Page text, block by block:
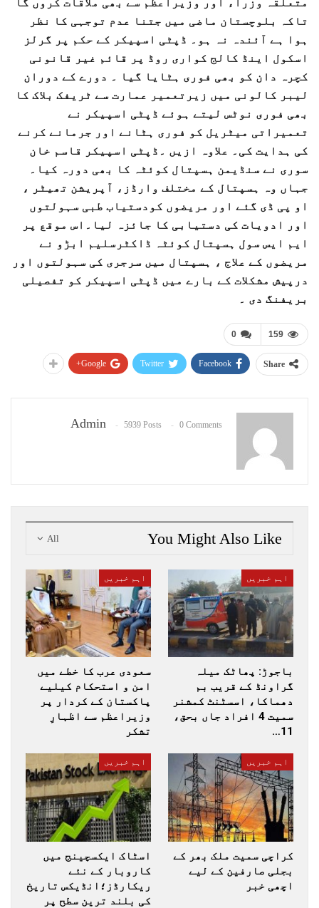
متعلقہ وزراء اور وزیراعظم سے بھی ملاقات کروں گا
تاکہ بلوچستان ماضی میں جتنا عدم توجہی کا نظر
ہوا ہے آئندہ نہ ہو۔ ڈپٹی اسپیکر کے حکم پر گرلز
اسکول اینڈ کالج کواری روڈ پر قائم غیر قانونی
کچرہ دان کو بھی فوری ہٹایا گیا ۔ دورے کے دوران
لیبر کالونی میں زیرتعمیر عمارت سے ٹریفک بلاک کا
بھی فوری نوٹس لیتے ہوئے ڈپٹی اسپیکر نے
تعمیراتی میٹریل کو فوری ہٹانے اور جرمانے کرنے
کی ہدایت کی۔ علاوہ ازیں ۔ڈپٹی اسپیکر قاسم خان
سوری نے سنڈیمن ہسپتال کوئٹہ کا بھی دورہ کیا۔
جہاں وہ ہسپتال کے مختلف وارڈز، آپریشن تھیٹر ،
او پی ڈی گئے اور مریضوں کودستیاب طبی سہولتوں
اور ادویات کی دستیابی کا جائزہ لیا۔اس موقع پر
ایم ایس سول ہسپتال کوئٹہ ڈاکٹرسلیم ابڑو نے
مریضوں کے علاج ، ہسپتال میں سرجری کی سہولتوں اور
درپیش مشکلات کے بارے میں ڈپٹی اسپیکر کو تفصیلی
بریفنگ دی ۔
0 159
Share
Facebook
Twitter
Google+
Admin 5939 Posts 0 Comments
All You Might Also Like
اہم خبریں
باجوڑ: پھاٹک میلہ
گراونڈ کے قریب بم
دھماکا، اسسٹنٹ کمشنر
سمیت 4 افراد جاں بحق،
11…
اہم خبریں
سعودی عرب کا خطے میں
امن و استحکام کیلیے
پاکستان کے کردار پر
وزیراعظم سے اظہارِ
تشکر
اہم خبریں
کراچی سمیت ملک بھر کے
بجلی صارفین کے لیے
اچھی خبر
اہم خبریں
اسٹاک ایکسچینج میں
کاروبار کے نئے
ریکارڈز؛انڈیکس تاریخ
کی بلند ترین سطح پر